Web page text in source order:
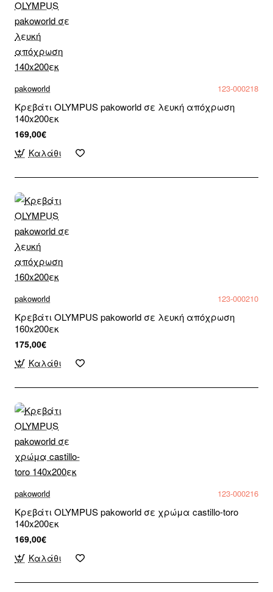
pakoworld 123-000218
Κρεβάτι OLYMPUS pakoworld σε λευκή απόχρωση
140x200εκ
169,00€
Καλάθι
pakoworld 123-000210
Κρεβάτι OLYMPUS pakoworld σε λευκή απόχρωση
160x200εκ
175,00€
Καλάθι
pakoworld 123-000216
Κρεβάτι OLYMPUS pakoworld σε χρώμα castillo-toro
140x200εκ
169,00€
Καλάθι